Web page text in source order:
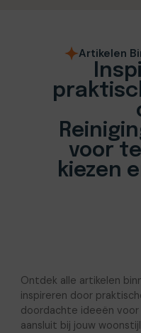
Artikelen
voor
kiezen
Ontdek alle artikelen
inspireren door
doordachte ideeën
aansluit bij jouw